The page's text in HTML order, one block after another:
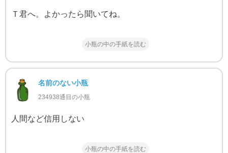
Ｔ君へ。よかったら聞いてね。
小瓶の中の手紙を読む
名前のない小瓶
234938通目の小瓶
人間など信用しない
小瓶の中の手紙を読む